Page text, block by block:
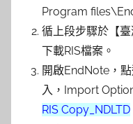
Program
循上段步驟於【臺
下載RIS檔案。
開啟EndNote，
入，Import
RIS Copy_NDLTD